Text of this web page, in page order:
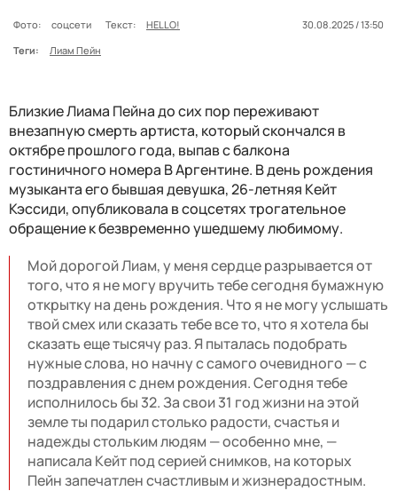
Фото: соцсети Текст: HELLO!
30.08.2025 / 13:50
Теги:
Лиам Пейн
Близкие Лиама Пейна до сих пор переживают
внезапную смерть артиста, который скончался в
октябре прошлого года, выпав с балкона
гостиничного номера В Аргентине. В день рождения
музыканта его бывшая девушка, 26-летняя Кейт
Кэссиди, опубликовала в соцсетях трогательное
обращение к безвременно ушедшему любимому.
Мой дорогой Лиам, у меня сердце разрывается от
того, что я не могу вручить тебе сегодня бумажную
открытку на день рождения. Что я не могу услышать
твой смех или сказать тебе все то, что я хотела бы
сказать еще тысячу раз. Я пыталась подобрать
нужные слова, но начну с самого очевидного — с
поздравления с днем рождения. Сегодня тебе
исполнилось бы 32. За свои 31 год жизни на этой
земле ты подарил столько радости, счастья и
надежды стольким людям — особенно мне, —
написала Кейт под серией снимков, на которых
Пейн запечатлен счастливым и жизнерадостным.